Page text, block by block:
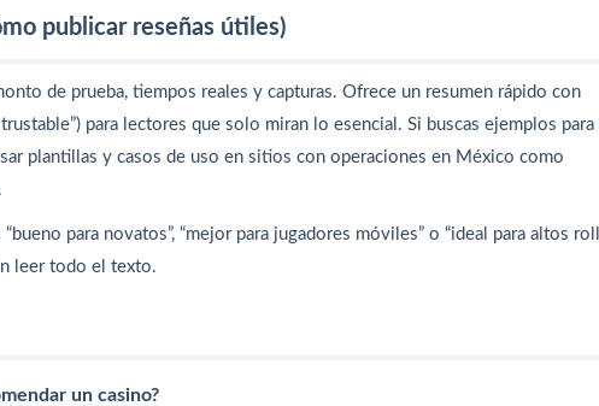
publicar reseñas útiles)
de prueba, tiempos reales y capturas. Ofrece un resumen rápido con
trustable”) para lectores que solo miran lo esencial. Si buscas ejemplos para
plantillas y casos de uso en sitios con operaciones en México como
para novatos”, “mejor para jugadores móviles” o “ideal para altos
leer todo el texto.
un casino?